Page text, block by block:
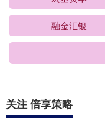
融金汇银
关注 倍享策略